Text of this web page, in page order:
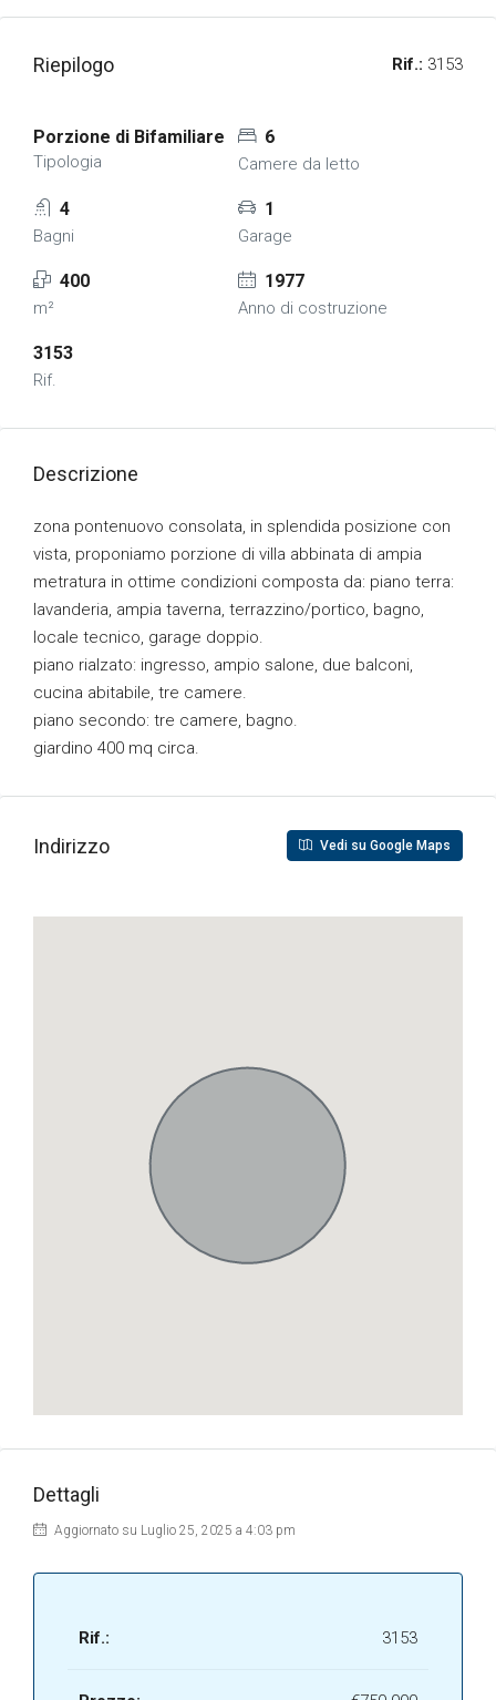
Riepilogo Rif.: 3153
Porzione di Bifamiliare
Tipologia
6
Camere da letto
4
Bagni
1
Garage
400
m²
1977
Anno di costruzione
3153
Rif.
Descrizione
zona pontenuovo consolata, in splendida posizione con
vista, proponiamo porzione di villa abbinata di ampia
metratura in ottime condizioni composta da: piano terra:
lavanderia, ampia taverna, terrazzino/portico, bagno,
locale tecnico, garage doppio.
piano rialzato: ingresso, ampio salone, due balconi,
cucina abitabile, tre camere.
piano secondo: tre camere, bagno.
giardino 400 mq circa.
Indirizzo Vedi su Google Maps
Dettagli
Aggiornato su Luglio 25, 2025 a 4:03 pm
Rif.: 3153